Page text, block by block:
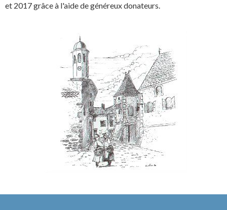
et 2017 grâce à l'aide de généreux donateurs.